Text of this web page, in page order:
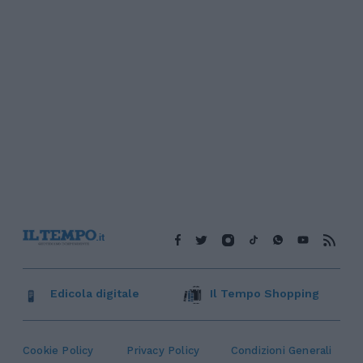
Cookie Policy Privacy Policy Condizioni Generali
Edicola digitale Il Tempo Shopping